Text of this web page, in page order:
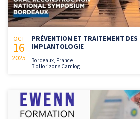
OCT
16
2025
PRÉVENTION ET TRAITEMENT
IMPLANTOLOGIE
Bordeaux, France
BioHorizons Camlog